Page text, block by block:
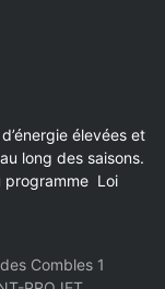
élevées et
long des saisons.
programme Loi
Combles 1